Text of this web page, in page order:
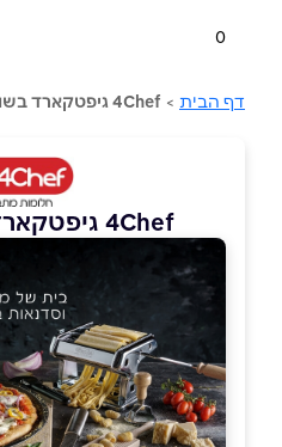
0
דף הבית > 4Chef גיפטקארד בשווי ₪200
4Chef גיפטקארד בשווי ₪200